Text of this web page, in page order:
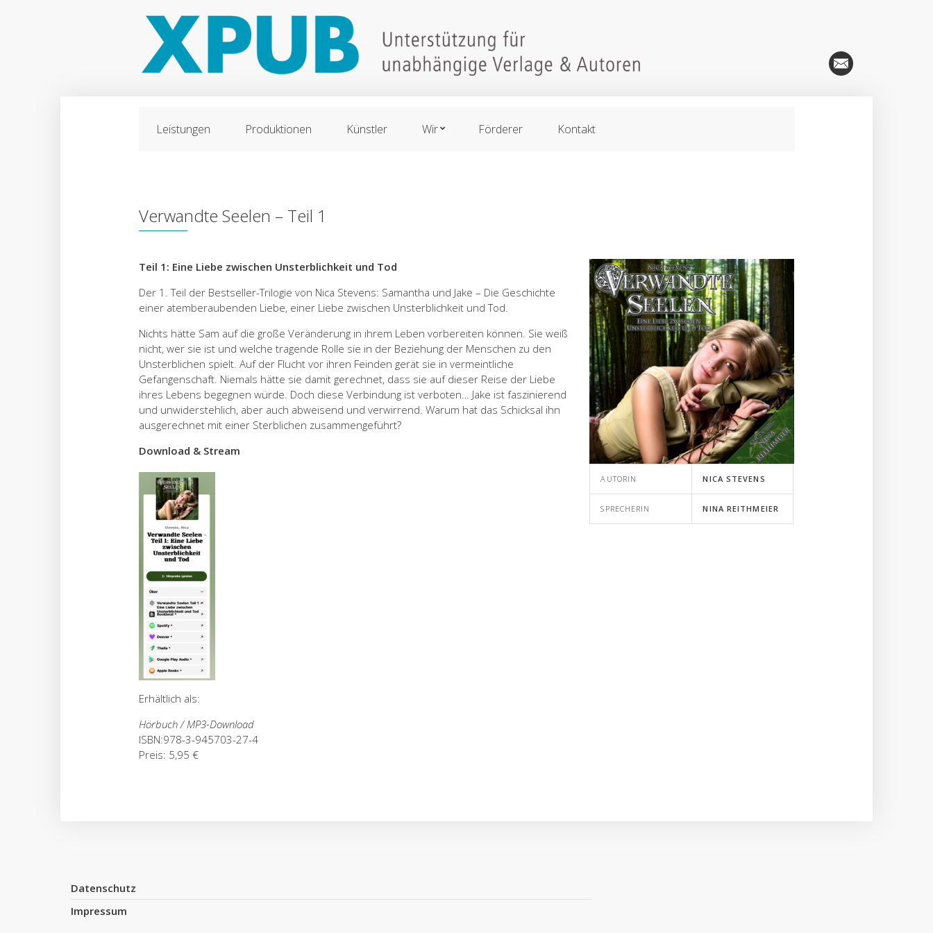
Leistungen Produktionen Künstler Wir Förderer Kontakt
Verwandte Seelen – Teil 1
AUTORIN NICA STEVENS
SPRECHERIN NINA REITHMEIER
Teil 1: Eine Liebe zwischen Unsterblichkeit und Tod
Der 1. Teil der Bestseller-Trilogie von Nica Stevens: Samantha und Jake – Die Geschichte
einer atemberaubenden Liebe, einer Liebe zwischen Unsterblichkeit und Tod.
Nichts hätte Sam auf die große Veränderung in ihrem Leben vorbereiten können. Sie weiß
nicht, wer sie ist und welche tragende Rolle sie in der Beziehung der Menschen zu den
Unsterblichen spielt. Auf der Flucht vor ihren Feinden gerät sie in vermeintliche
Gefangenschaft. Niemals hätte sie damit gerechnet, dass sie auf dieser Reise der Liebe
ihres Lebens begegnen würde. Doch diese Verbindung ist verboten… Jake ist faszinierend
und unwiderstehlich, aber auch abweisend und verwirrend. Warum hat das Schicksal ihn
ausgerechnet mit einer Sterblichen zusammengeführt?
Download & Stream
Erhältlich als:
Hörbuch / MP3-Download
ISBN:978-3-945703-27-4
Preis: 5,95 €
Datenschutz
Impressum